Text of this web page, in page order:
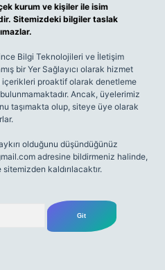
kurum ve kişiler ile isim
Sitemizdeki bilgiler taslak
Bilgi Teknolojileri ve İletişim
bir Yer Sağlayıcı olarak hizmet
proaktif olarak denetleme
Ancak, üyelerimiz
taşımakta olup, siteye üye olarak
olduğunu düşündüğünüz
adresine bildirmeniz halinde,
kaldırılacaktır.